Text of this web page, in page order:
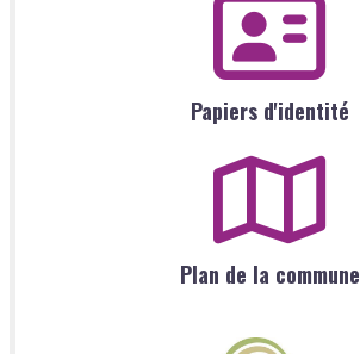
Papiers d'identité
Plan de la commune